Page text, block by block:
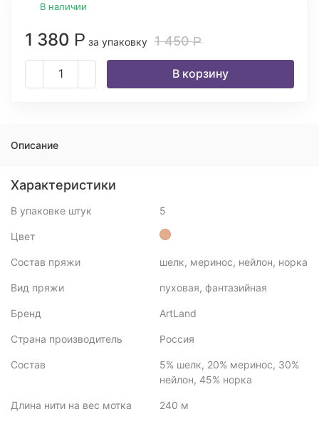
В наличии
1 380 Р за упаковку 1 450Р
В корзину
Описание
Характеристики
В упаковке штук 5
Цвет
Состав пряжи шелк, меринос, нейлон, норка
Вид пряжи пуховая, фантазийная
Бренд ArtLand
Страна производитель Россия
Состав
5% шелк, 20% меринос, 30%
нейлон, 45% норка
Длина нити на вес мотка 240 м